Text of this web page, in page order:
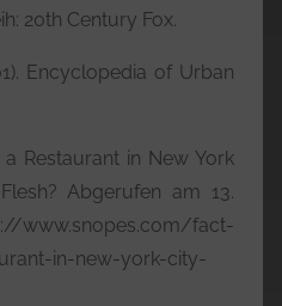
20th Century Fox.
Encyclopedia of Urban
a Restaurant in New York
Abgerufen am 13.
www.snopes.com/fact-
in-new-york-city-